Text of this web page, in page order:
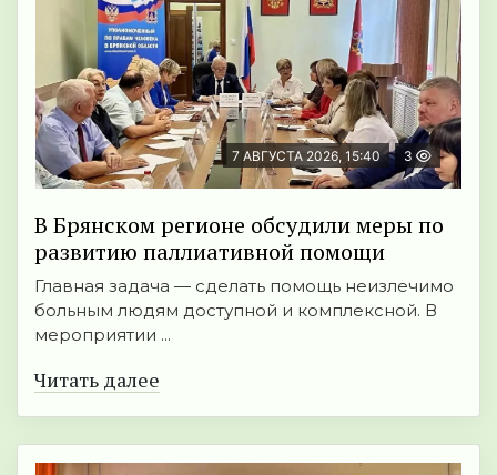
7 АВГУСТА 2026, 15:40 3
В Брянском регионе обсудили меры по
развитию паллиативной помощи
Главная задача — сделать помощь неизлечимо
больным людям доступной и комплексной. В
мероприятии ...
Читать далее